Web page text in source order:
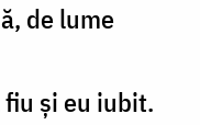
de lume
fiu și eu iubit.